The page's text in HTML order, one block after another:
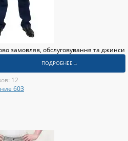
замовляв, обслуговування та джинси
ПОДРОБНЕЕ→
12
603